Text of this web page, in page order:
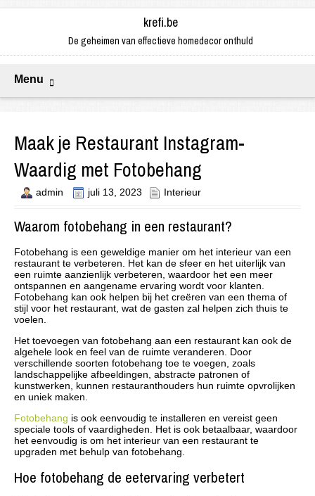
krefi.be
De geheimen van effectieve homedecor onthuld
Menu
Maak je Restaurant Instagram-
Waardig met Fotobehang
admin juli 13, 2023 Interieur
Waarom fotobehang in een restaurant?
Fotobehang is een geweldige manier om het interieur van een
restaurant te verbeteren. Het kan de sfeer en het uiterlijk van
een ruimte aanzienlijk verbeteren, waardoor het een meer
ontspannen en aangename ervaring wordt voor klanten.
Fotobehang kan ook helpen bij het creëren van een thema of
stijl voor het restaurant, wat de gasten zal helpen zich thuis te
voelen.
Het toevoegen van fotobehang aan een restaurant kan ook de
algehele look en feel van de ruimte veranderen. Door
verschillende soorten fotobehang toe te voegen, zoals
landschappelijke afbeeldingen, abstracte patronen of
kunstwerken, kunnen restauranthouders hun ruimte opvrolijken
en uniek maken.
Fotobehang is ook eenvoudig te installeren en vereist geen
speciale tools of vaardigheden. Het is ook betaalbaar, waardoor
het eenvoudig is om het interieur van een restaurant te
upgraden met behulp van fotobehang.
Hoe fotobehang de eetervaring verbetert